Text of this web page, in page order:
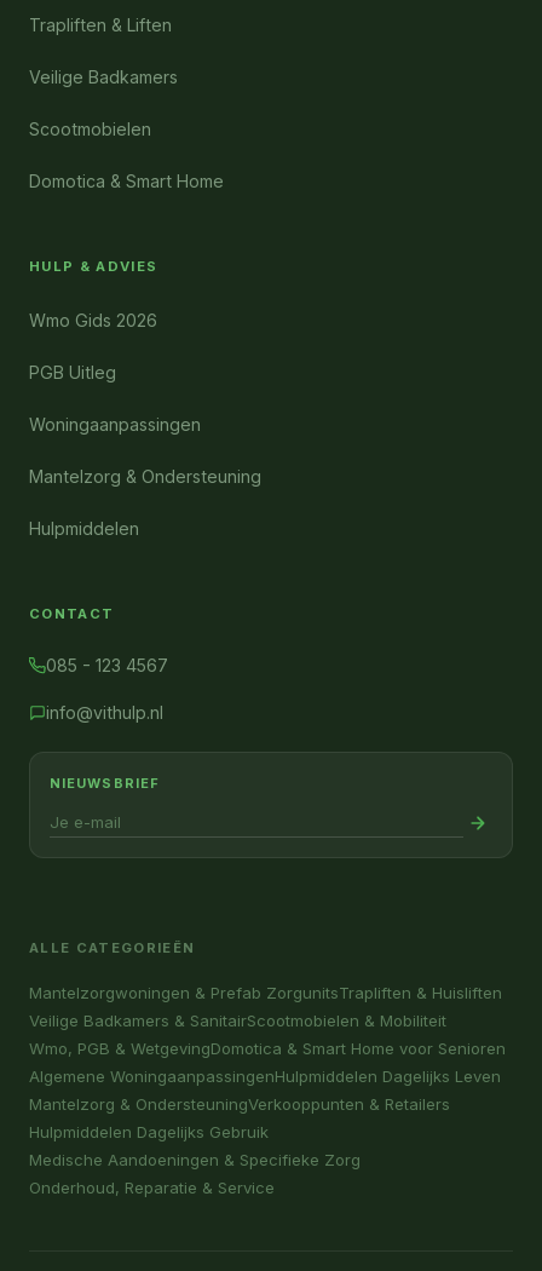
Trapliften & Liften
Veilige Badkamers
Scootmobielen
Domotica & Smart Home
HULP & ADVIES
Wmo Gids 2026
PGB Uitleg
Woningaanpassingen
Mantelzorg & Ondersteuning
Hulpmiddelen
CONTACT
085 - 123 4567
info@vithulp.nl
NIEUWSBRIEF
ALLE CATEGORIEËN
Mantelzorgwoningen & Prefab ZorgunitsTrapliften & Huisliften
Veilige Badkamers & SanitairScootmobielen & Mobiliteit
Wmo, PGB & WetgevingDomotica & Smart Home voor Senioren
Algemene WoningaanpassingenHulpmiddelen Dagelijks Leven
Mantelzorg & OndersteuningVerkooppunten & Retailers
Hulpmiddelen Dagelijks Gebruik
Medische Aandoeningen & Specifieke Zorg
Onderhoud, Reparatie & Service